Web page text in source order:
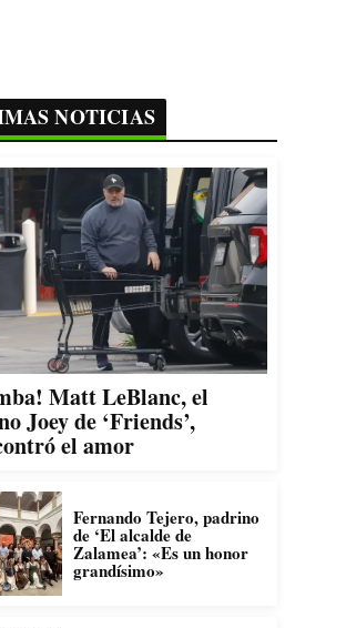
NOTICIAS
Matt LeBlanc, el
Joey de ‘Friends’,
el amor
Fernando Tejero, padrino
de ‘El alcalde de
Zalamea’: «Es un honor
grandísimo»